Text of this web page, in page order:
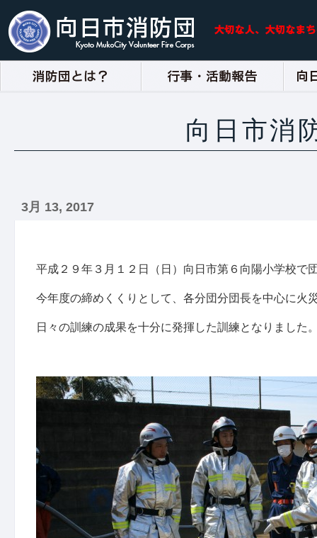
向日市消
3月 13, 2017
平成２９年３月１２日（日）向日市第６向陽小学校で
今年度の締めくくりとして、各分団分団長を中心に火
日々の訓練の成果を十分に発揮した訓練となりました